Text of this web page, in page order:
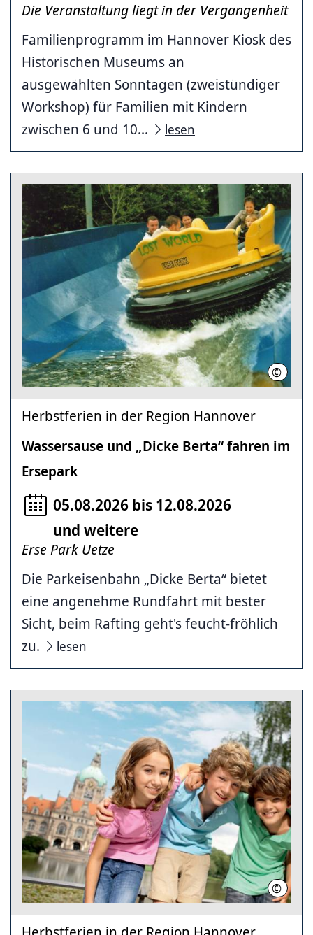
Die Veranstaltung liegt in der Vergangenheit
Familienprogramm im Hannover Kiosk des
Historischen Museums an
ausgewählten Sonntagen (zweistündiger
Workshop) für Familien mit Kindern
zwischen 6 und 10...
lesen
© Erse
Herbstferien in der Region Hannover
Wassersause und „Dicke Berta“ fahren im
Ersepark
05.08.2026 bis 12.08.2026
und weitere
Erse Park Uetze
Die Parkeisenbahn „Dicke Berta“ bietet
eine angenehme Rundfahrt mit bester
Sicht, beim Rafting geht's feucht-fröhlich
zu.
lesen
© HMTG